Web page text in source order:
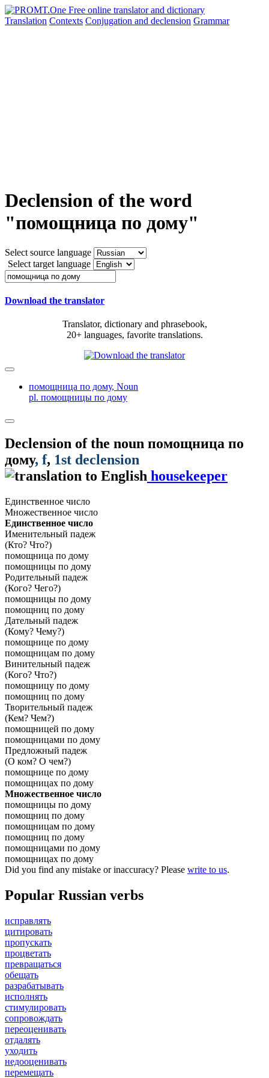
Translation Contexts Conjugation and declension Grammar
Declension of the word
"помощница по дому"
Select source language
Select target language
Download the translator
Translator, dictionary and phrasebook,
20+ languages, favorite translations.
помощница по дому, Noun
pl. помощницы по дому
Declension of the noun помощница по
дому, f, 1st declension
housekeeper
Единственное число
Множественное число
Единственное число
Именительный падеж
(Кто? Что?)
помощница по дому
помощницы по дому
Родительный падеж
(Кого? Чего?)
помощницы по дому
помощниц по дому
Дательный падеж
(Кому? Чему?)
помощнице по дому
помощницам по дому
Винительный падеж
(Кого? Что?)
помощницу по дому
помощниц по дому
Творительный падеж
(Кем? Чем?)
помощницей по дому
помощницами по дому
Предложный падеж
(О ком? О чем?)
помощнице по дому
помощницах по дому
Множественное число
помощницы по дому
помощниц по дому
помощницам по дому
помощниц по дому
помощницами по дому
помощницах по дому
Did you find any mistake or inaccuracy? Please write to us.
Popular Russian verbs
исправлять
цитировать
пропускать
процветать
превращаться
обещать
разрабатывать
исполнять
стимулировать
сопровождать
переоценивать
отдалять
уходить
недооценивать
перемещать